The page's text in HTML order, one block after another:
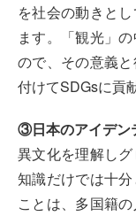
を社会の動きと
ます。「観光」
ので、その意義
付けてSDGsに貢
③日本のアイデン
異文化を理解し
知識だけでは十
ことは、多国籍